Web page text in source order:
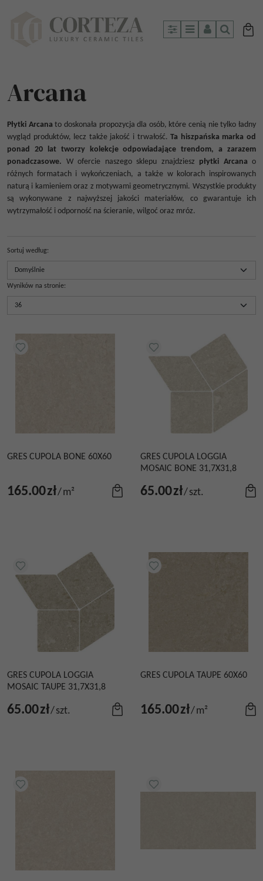
PanelMenuPanelSzukaj
Arcana
Płytki Arcana to doskonała propozycja dla osób, które cenią nie tylko ładny
wygląd produktów, lecz także jakość i trwałość. Ta hiszpańska marka od
ponad 20 lat tworzy kolekcje odpowiadające trendom, a zarazem
ponadczasowe. W ofercie naszego sklepu znajdziesz płytki Arcana o
różnych formatach i wykończeniach, a także w kolorach inspirowanych
naturą i kamieniem oraz z motywami geometrycznymi. Wszystkie produkty
są wykonywane z najwyższej jakości materiałów, co gwarantuje ich
wytrzymałość i odporność na ścieranie, wilgoć oraz mróz.
Sortuj według:
Wyników na stronie:
GRES CUPOLA BONE 60X60
165.00zł/m²
GRES CUPOLA LOGGIA
MOSAIC BONE 31,7X31,8
65.00zł/szt.
GRES CUPOLA LOGGIA
MOSAIC TAUPE 31,7X31,8
65.00zł/szt.
GRES CUPOLA TAUPE 60X60
165.00zł/m²